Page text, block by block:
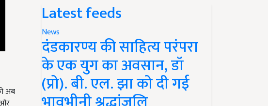
Latest feeds
News
दंडकारण्य की साहित्य परंपरा
के एक युग का अवसान, डॉ
(प्रो). बी. एल. झा को दी गई